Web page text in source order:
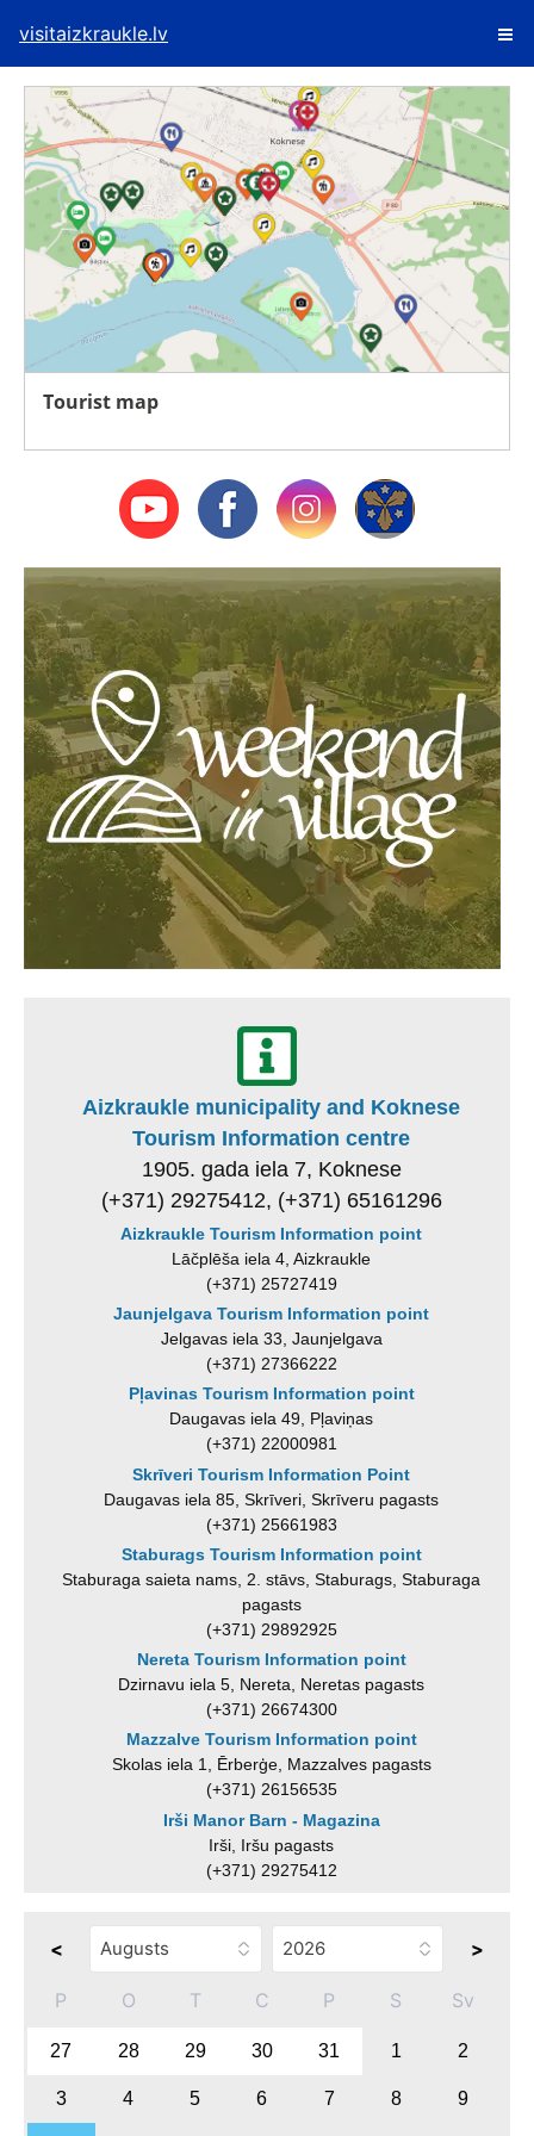
visitaizkraukle.lv
Tourist map
Aizkraukle municipality and Koknese
Tourism Information centre
1905. gada iela 7, Koknese
(+371) 29275412, (+371) 65161296
Aizkraukle Tourism Information point
Lāčplēša iela 4, Aizkraukle
(+371) 25727419
Jaunjelgava Tourism Information point
Jelgavas iela 33, Jaunjelgava
(+371) 27366222
Pļavinas Tourism Information point
Daugavas iela 49, Pļaviņas
(+371) 22000981
Skrīveri Tourism Information Point
Daugavas iela 85, Skrīveri, Skrīveru pagasts
(+371) 25661983
Staburags Tourism Information point
Staburaga saieta nams, 2. stāvs, Staburags, Staburaga
pagasts
(+371) 29892925
Nereta Tourism Information point
Dzirnavu iela 5, Nereta, Neretas pagasts
(+371) 26674300
Mazzalve Tourism Information point
Skolas iela 1, Ērberģe, Mazzalves pagasts
(+371) 26156535
Irši Manor Barn - Magazina
Irši, Iršu pagasts
(+371) 29275412
< >
P O T C P S Sv
27 28 29 30 31 1 2
3 4 5 6 7 8 9